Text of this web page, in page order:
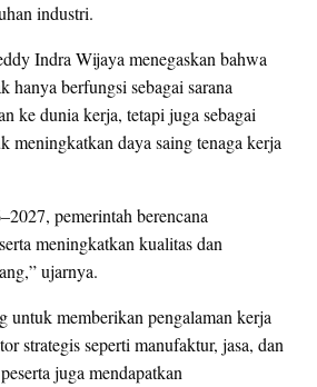
industri.
Indra Wijaya menegaskan bahwa
hanya berfungsi sebagai sarana
ke dunia kerja, tetapi juga sebagai
meningkatkan daya saing tenaga kerja
pemerintah berencana
meningkatkan kualitas dan
ujarnya.
untuk memberikan pengalaman kerja
strategis seperti manufaktur, jasa, dan
juga mendapatkan